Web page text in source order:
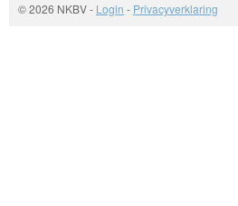
© 2026 NKBV- Login - Privacyverklaring